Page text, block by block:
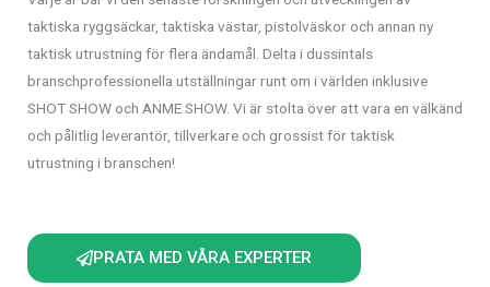
taktiska ryggsäckar, taktiska västar, pistolväskor och annan ny
taktisk utrustning för flera ändamål. Delta i dussintals
branschprofessionella utställningar runt om i världen inklusive
SHOT SHOW och ANME SHOW. Vi är stolta över att vara en välkänd
och pålitlig leverantör, tillverkare och grossist för taktisk
utrustning i branschen!
PRATA MED VÅRA EXPERTER